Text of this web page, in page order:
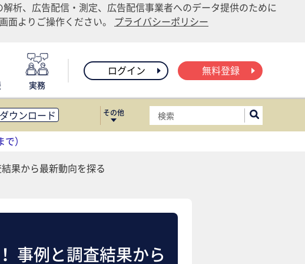
析、広告配信・測定、広告配信事業者へのデータ提供のために
よりご操作ください。 プライバシーポリシー
実務
ログイン 無料登録
ウンロード
・オフィス移転
・レポート
その他
）
果から最新動向を探る
事例と調査結果から